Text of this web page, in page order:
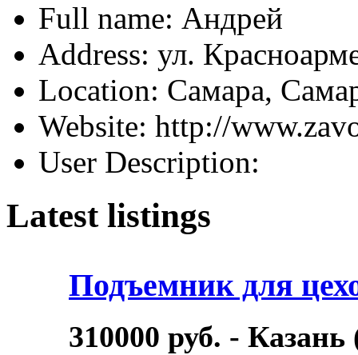
Full name: Андрей
Address: ул.
Location: Самара,
Website: http://
User Description:
Latest listings
Подъемник для
310000 руб. -